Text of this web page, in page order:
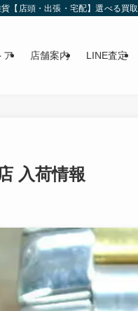
【店頭・出張・宅配】選べる買取
ア 店舗案内 LINE査定
入荷情報